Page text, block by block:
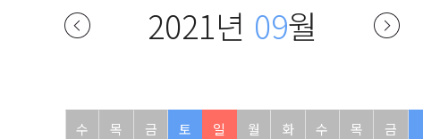
2021년 09월
수 목 금 토 일 월 화 수 목 금